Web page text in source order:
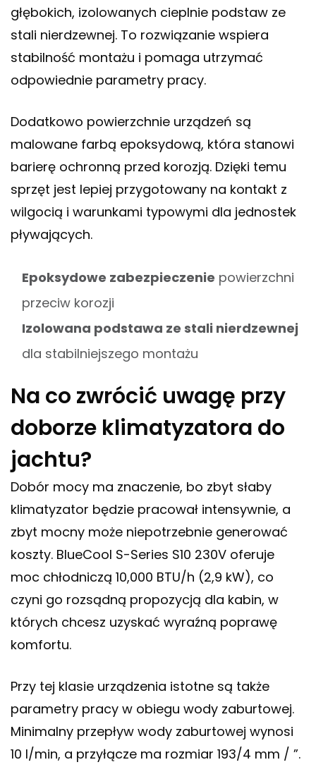
głębokich, izolowanych cieplnie podstaw ze
stali nierdzewnej. To rozwiązanie wspiera
stabilność montażu i pomaga utrzymać
odpowiednie parametry pracy.
Dodatkowo powierzchnie urządzeń są
malowane farbą epoksydową, która stanowi
barierę ochronną przed korozją. Dzięki temu
sprzęt jest lepiej przygotowany na kontakt z
wilgocią i warunkami typowymi dla jednostek
pływających.
Epoksydowe zabezpieczenie powierzchni
przeciw korozji
Izolowana podstawa ze stali nierdzewnej
dla stabilniejszego montażu
Na co zwrócić uwagę przy
doborze klimatyzatora do
jachtu?
Dobór mocy ma znaczenie, bo zbyt słaby
klimatyzator będzie pracował intensywnie, a
zbyt mocny może niepotrzebnie generować
koszty. BlueCool S-Series S10 230V oferuje
moc chłodniczą 10,000 BTU/h (2,9 kW), co
czyni go rozsądną propozycją dla kabin, w
których chcesz uzyskać wyraźną poprawę
komfortu.
Przy tej klasie urządzenia istotne są także
parametry pracy w obiegu wody zaburtowej.
Minimalny przepływ wody zaburtowej wynosi
10 l/min, a przyłącze ma rozmiar 193/4 mm / ”.